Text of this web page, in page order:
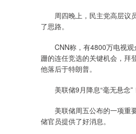
周四晚上，民主党高层议员
了思路。
CNN称，有4800万电视观
跚的连任竞选的关键机会，拜
他落后于特朗普。
美联储9月降息“毫无悬念”
美联储周五公布的一项重要
储官员提供了好消息。